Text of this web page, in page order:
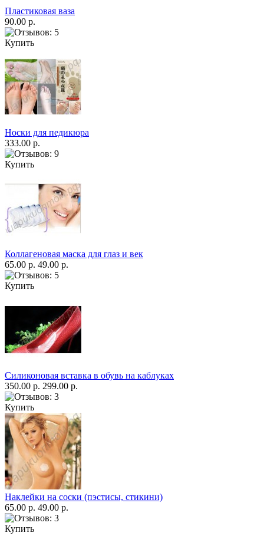
Пластиковая ваза
90.00 р.
Купить
Носки для педикюра
333.00 р.
Купить
Коллагеновая маска для глаз и век
65.00 р. 49.00 р.
Купить
Силиконовая вставка в обувь на каблуках
350.00 р. 299.00 р.
Купить
Наклейки на соски (пэстисы, стикини)
65.00 р. 49.00 р.
Купить